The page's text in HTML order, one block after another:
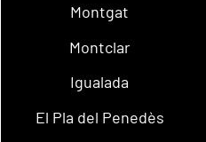
Montgat
Montclar
Igualada
El Pla del Penedès